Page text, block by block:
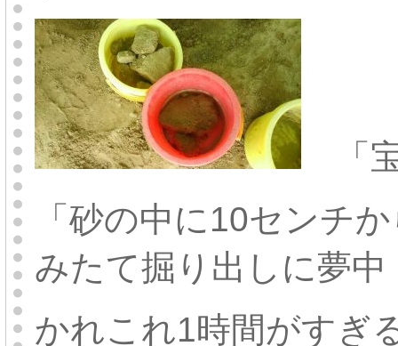
「
「砂の中に10センチ
みたて掘り出しに夢中
かれこれ1時間がすぎ